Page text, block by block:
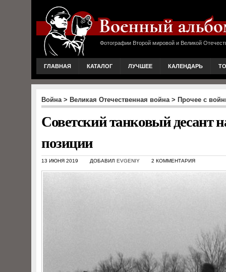
Фотографии Второй мировой и Великой
ГЛАВНАЯ КАТАЛОГ ЛУЧШЕЕ КАЛЕНДАРЬ
Война> Великая Отечественная война> Прочее с
Советский танковый десант
позиции
13 ИЮНЯ 2019 ДОБАВИЛ EVGENIY 2 КОММЕНТАРИЯ